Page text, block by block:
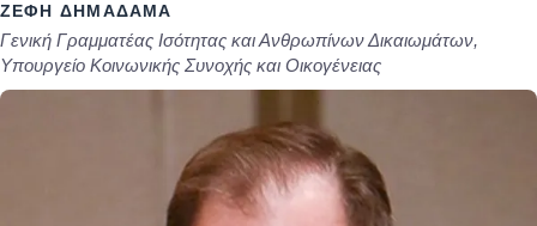
ΖΈΦΗ ΔΗΜΑΔΆΜΑ
Γενική Γραμματέας Ισότητας και Ανθρωπίνων Δικαιωμάτων,
Υπουργείο Κοινωνικής Συνοχής και Οικογένειας